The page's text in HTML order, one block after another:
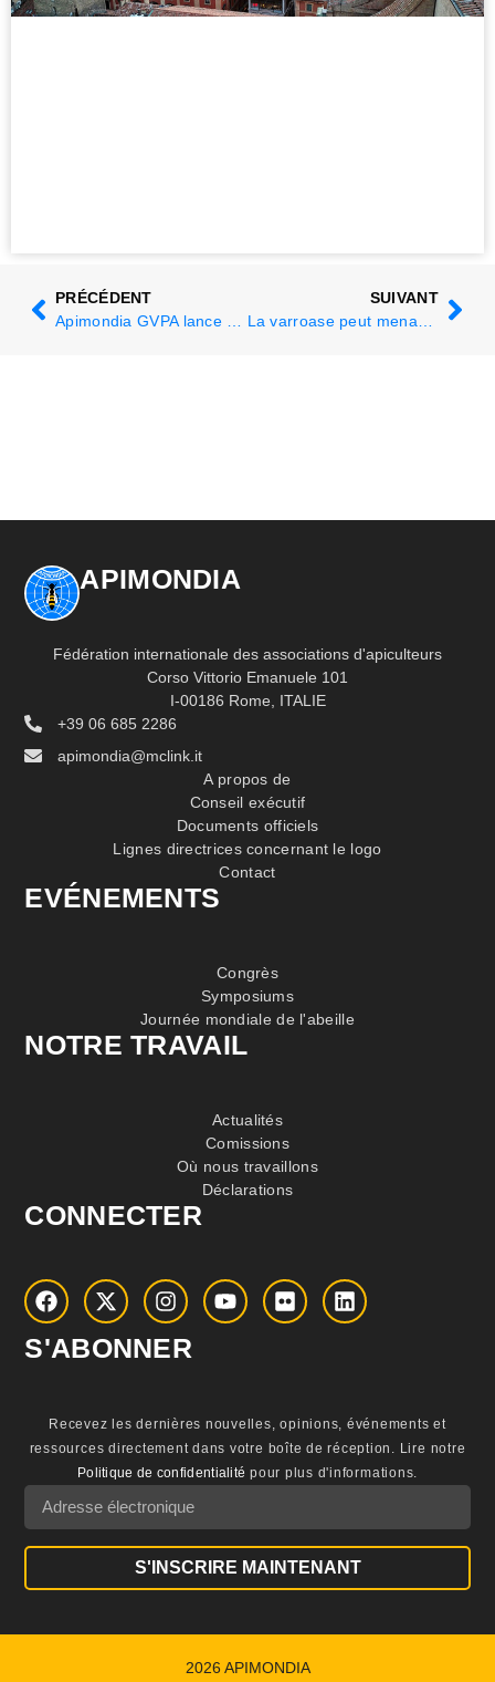
PRÉCÉDENT
SUIVANT
APIMONDIA
Fédération internationale des associations d'apiculteurs
Corso Vittorio Emanuele 101
I-00186 Rome, ITALIE
+39 06 685 2286
apimondia@mclink.it
A propos de
Conseil exécutif
Documents officiels
Lignes directrices concernant le logo
Contact
EVÉNEMENTS
Congrès
Symposiums
Journée mondiale de l'abeille
NOTRE TRAVAIL
Actualités
Comissions
Où nous travaillons
Déclarations
CONNECTER
S'ABONNER
Recevez les dernières nouvelles, opinions, événements et
ressources directement dans votre boîte de réception. Lire notre
Politique de confidentialité pour plus d'informations.
S'INSCRIRE MAINTENANT
2026 APIMONDIA